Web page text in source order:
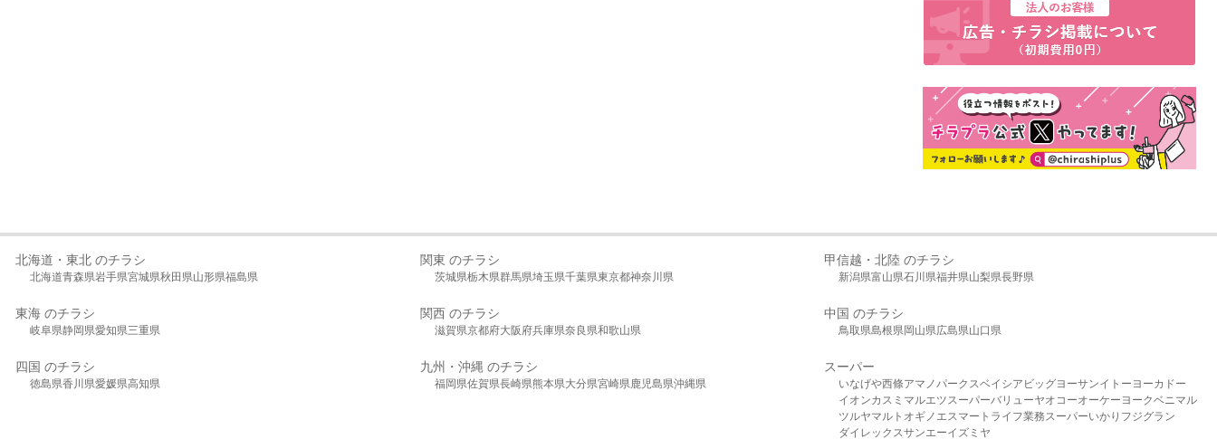
北海道・東北 のチラシ
北海道青森県岩手県宮城県秋田県山形県福島県
関東 のチラシ
茨城県栃木県群馬県埼玉県千葉県東京都神奈川県
甲信越・北陸 のチラシ
新潟県富山県石川県福井県山梨県長野県
東海 のチラシ
岐阜県静岡県愛知県三重県
関西 のチラシ
滋賀県京都府大阪府兵庫県奈良県和歌山県
中国 のチラシ
鳥取県島根県岡山県広島県山口県
四国 のチラシ
徳島県香川県愛媛県高知県
九州・沖縄 のチラシ
福岡県佐賀県長崎県熊本県大分県宮崎県 鹿児島県沖縄県
スーパー
いなげや西條アマノパークスベイシア ビッグヨーサンイトーヨーカドー
イオンカスミ マルエツ スーパーバリューヤオコーオーケー ヨークベニマル
ツルヤマルト オギノ エスマート ライフ業務スーパーいかり フジグラン
ダイレックスサンエーイズミヤ